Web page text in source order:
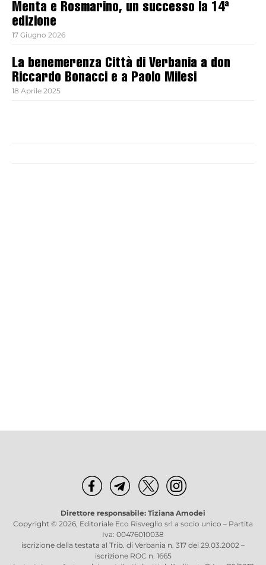
Menta e Rosmarino, un successo la 14ª
edizione
17 Giugno 2026
La benemerenza Città di Verbania a don
Riccardo Bonacci e a Paolo Milesi
18 Aprile 2025
Direttore responsabile: Tiziana Amodei
Copyright © 2026, Editoriale Eco Risveglio srl a socio unico – Partita
Iva: 00476010038
iscrizione della testata al Trib. di Verbania n. 317 del 29.03.2002 –
iscrizione ROC n. 1665